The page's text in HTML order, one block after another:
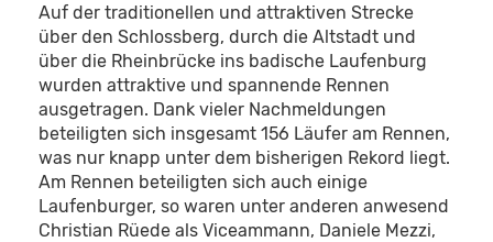
Auf der traditionellen und attraktiven Strecke
über den Schlossberg, durch die Altstadt und
über die Rheinbrücke ins badische Laufenburg
wurden attraktive und spannende Rennen
ausgetragen. Dank vieler Nachmeldungen
beteiligten sich insgesamt 156 Läufer am Rennen,
was nur knapp unter dem bisherigen Rekord liegt.
Am Rennen beteiligten sich auch einige
Laufenburger, so waren unter anderen anwesend
Christian Rüede als Viceammann, Daniele Mezzi,